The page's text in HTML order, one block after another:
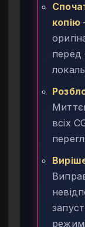
копію
перед
всіх